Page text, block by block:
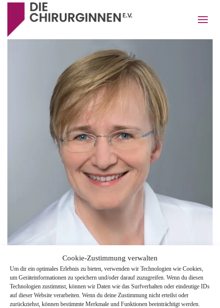
Cookie-Zustimmung verwalten
Um dir ein optimales Erlebnis zu bieten, verwenden wir Technologien wie Cookies,
um Geräteinformationen zu speichern und/oder darauf zuzugreifen. Wenn du diesen
Technologien zustimmst, können wir Daten wie das Surfverhalten oder eindeutige IDs
auf dieser Website verarbeiten. Wenn du deine Zustimmung nicht erteilst oder
zurückziehst, können bestimmte Merkmale und Funktionen beeinträchtigt werden.